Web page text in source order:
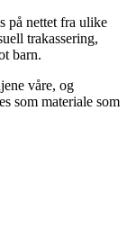
på nettet fra ulike
trakassering,
barn.
våre, og
som materiale som